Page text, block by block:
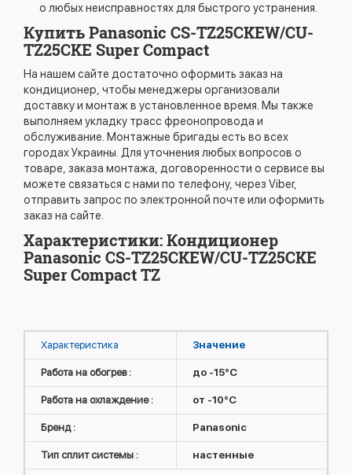
о любых неисправностях для быстрого устранения.
Купить Panasonic CS-TZ25CKEW/CU-
TZ25CKE Super Compact
На нашем сайте достаточно оформить заказ на
кондиционер, чтобы менеджеры организовали
доставку и монтаж в установленное время. Мы также
выполняем укладку трасс фреонопровода и
обслуживание. Монтажные бригады есть во всех
городах Украины. Для уточнения любых вопросов о
товаре, заказа монтажа, договоренности о сервисе вы
можете связаться с нами по телефону, через Viber,
отправить запрос по электронной почте или оформить
заказ на сайте.
Характеристики: Кондиционер
Panasonic CS-TZ25CKEW/CU-TZ25CKE
Super Compact TZ
Характеристика Значение
Работа на обогрев : до -15°C
Работа на охлаждение : от -10°C
Бренд : Panasonic
Тип сплит системы : настенные